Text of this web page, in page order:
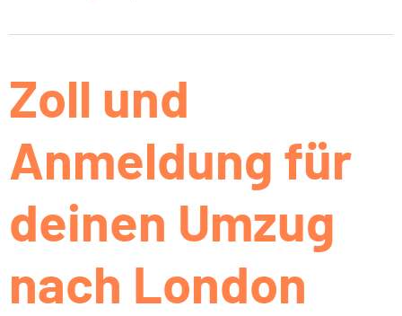
Zoll und
Anmeldung für
deinen Umzug
nach London